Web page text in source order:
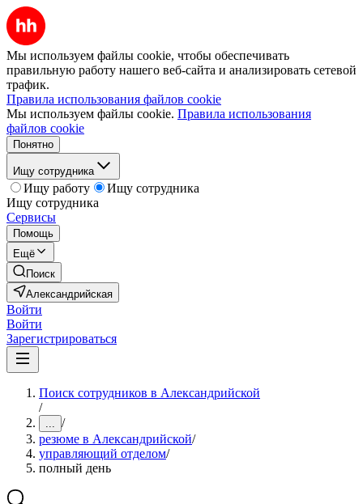
Мы используем файлы cookie, чтобы обеспечивать
правильную работу нашего веб-сайта и анализировать сетевой
трафик.
Правила использования файлов cookie
Мы используем файлы cookie. Правила использования
файлов cookie
Понятно
Ищу сотрудника
Ищу работу
Ищу сотрудника
Ищу сотрудника
Сервисы
Помощь
Ещё
Поиск
Александрийская
Войти
Войти
Зарегистрироваться
Поиск сотрудников в Александрийской
/
... /
резюме в Александрийской/
управляющий отделом/
полный день